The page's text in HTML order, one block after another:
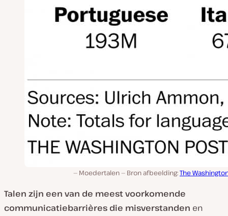
Moedertalen — Bron afbeelding:The
Talen zijn een van de meest voorkomende
communicatiebarrières die misverstanden en